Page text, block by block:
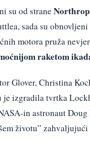
su od strane
sada su
motora pruža
raketom
Glover, Christina
izgradila tvrtka
in astronaut
životu”